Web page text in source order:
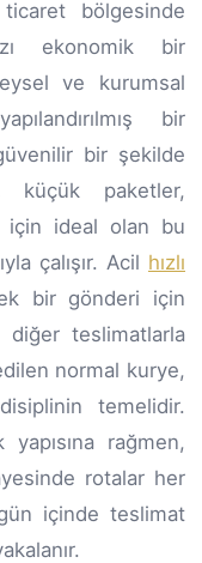
bölgesinde
ekonomik bir
ve kurumsal
bir
bir şekilde
küçük paketler,
için ideal olan bu
çalışır. Acil hızlı
bir gönderi için
diğer teslimatlarla
normal kurye,
temelidir.
rağmen,
rotalar her
içinde teslimat